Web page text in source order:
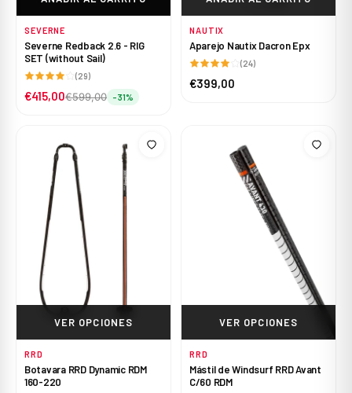
SEVERNE
Severne Redback 2.6 - RIG
SET (without Sail)
(29)
€415,00€599,00 -31%
NAUTIX
Aparejo Nautix Dacron Epx
(24)
€399,00
VER OPCIONES
RRD
Botavara RRD Dynamic RDM
160-220
VER OPCIONES
RRD
Mástil de Windsurf RRD Avant
C/60 RDM